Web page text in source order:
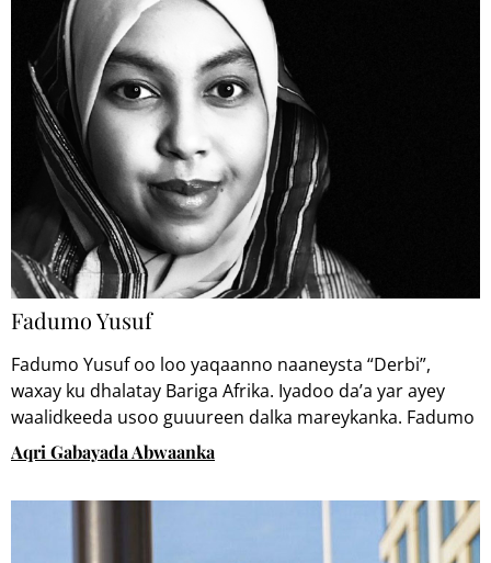
Fadumo Yusuf
Fadumo Yusuf oo loo yaqaanno naaneysta “Derbi”,
waxay ku dhalatay Bariga Afrika. Iyadoo da’a yar ayey
waalidkeeda usoo guuureen dalka mareykanka. Fadumo
waxay qortay Buug ciwaankiisu yahay, Ayan, of the
Lucky”. Shahaadadeeda koowaad “Bachelor of Science in
Mechanical Engineering” waxay ka qaadatay Jaamacadda
St Thomas. Shahaadadeeda labaad “Master of Science in
Mechanical Engineering” waxay ka qaadatay Jaamacadda
Aqri Gabayada Abwaanka